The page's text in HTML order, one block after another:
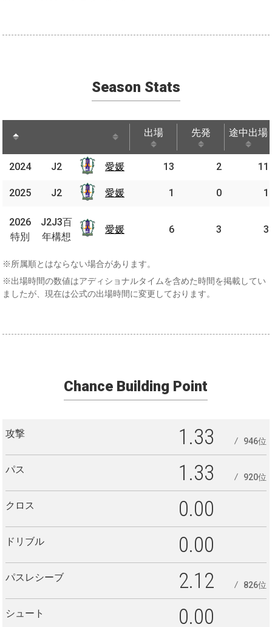
Season Stats
出場 先発 途中出場
途中出場
2024 愛媛 13 2 11
2025 愛媛 1 0 1
2026
特別
百年
構想
愛媛 6 3 3
2024 J2 愛媛
2025 J2 愛媛
2026
特別
J2J3百
年構想
愛媛
※所属順とはならない場合があります。
※出場時間の数値はアディショナルタイムを含めた時間を掲載してい
ましたが、現在は公式の出場時間に変更しております。
Chance Building Point
攻撃 1.33 946位
パス 1.33 920位
クロス 0.00
ドリブル 0.00
パスレシーブ 2.12 826位
シュート 0.00